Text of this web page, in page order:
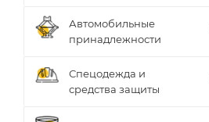
Автомобильные
принадлежности
Спецодежда и
средства защиты